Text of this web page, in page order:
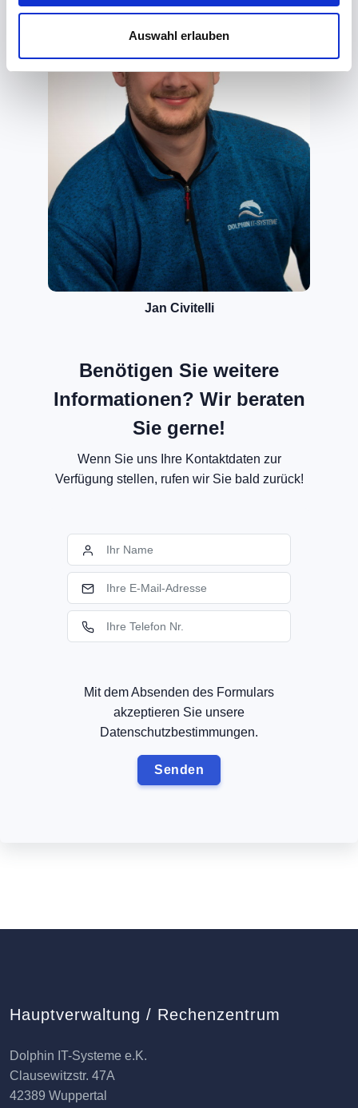
Auswahl erlauben
Jan Civitelli
Benötigen Sie weitere
Informationen? Wir beraten
Sie gerne!
Wenn Sie uns Ihre Kontaktdaten zur
Verfügung stellen, rufen wir Sie bald zurück!
Mit dem Absenden des Formulars
akzeptieren Sie unsere
Datenschutzbestimmungen.
Hauptverwaltung / Rechenzentrum
Dolphin IT-Systeme e.K.
Clausewitzstr. 47A
42389 Wuppertal